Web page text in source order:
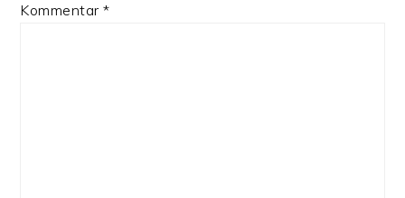
Kommentar*